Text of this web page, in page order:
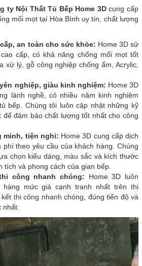
ty Nội Thất Tủ Bếp Home 3Dcung cấp
mối mọt tại Hòa Bình uy tín, chất lượng
an toàn cho sức khỏe: Home 3D sử
cấp, có khả năng chống mối mọt tốt
xử lý, gỗ công nghiệp chống ẩm, Acrylic,
nghiệp, giàu kinh nghiệm: Home 3D
lành nghề, có nhiều năm kinh nghiệm
bếp. Chúng tôi luôn cập nhật những kỹ
để đảm bảo chất lượng tốt nhất cho công
minh, tiện nghi: Home 3D cung cấp dịch
theo yêu cầu của khách hàng. Chúng
chọn kiểu dáng, màu sắc và kích thước
tích và phong cách của gian bếp.
công nhanh chóng: Home 3D luôn
hàng mức giá cạnh tranh nhất trên thị
thi công nhanh chóng, đúng tiến độ và